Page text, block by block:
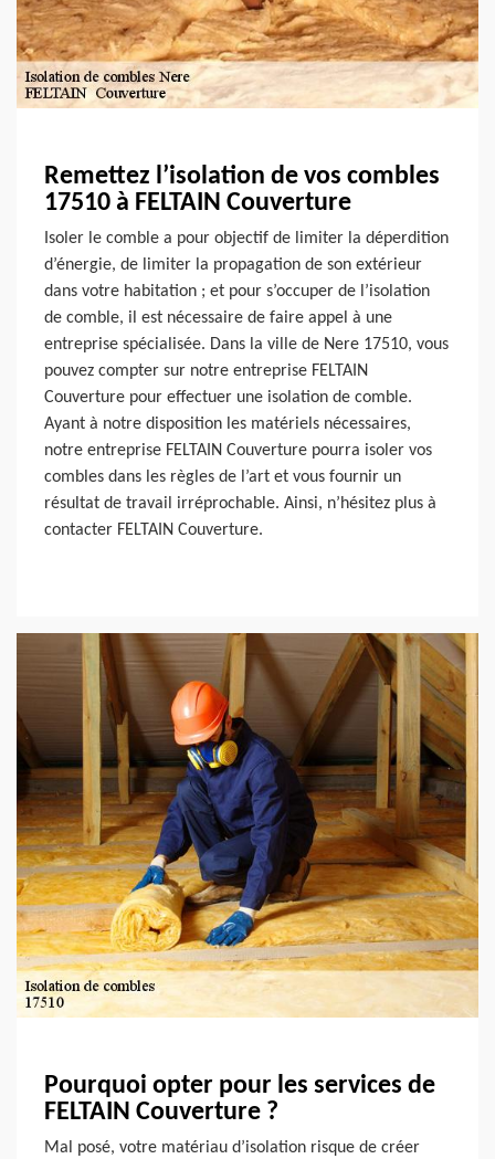
Remettez l’isolation de vos combles
17510 à FELTAIN Couverture
Isoler le comble a pour objectif de limiter la déperdition
d’énergie, de limiter la propagation de son extérieur
dans votre habitation ; et pour s’occuper de l’isolation
de comble, il est nécessaire de faire appel à une
entreprise spécialisée. Dans la ville de Nere 17510, vous
pouvez compter sur notre entreprise FELTAIN
Couverture pour effectuer une isolation de comble.
Ayant à notre disposition les matériels nécessaires,
notre entreprise FELTAIN Couverture pourra isoler vos
combles dans les règles de l’art et vous fournir un
résultat de travail irréprochable. Ainsi, n’hésitez plus à
contacter FELTAIN Couverture.
Pourquoi opter pour les services de
FELTAIN Couverture ?
Mal posé, votre matériau d’isolation risque de créer